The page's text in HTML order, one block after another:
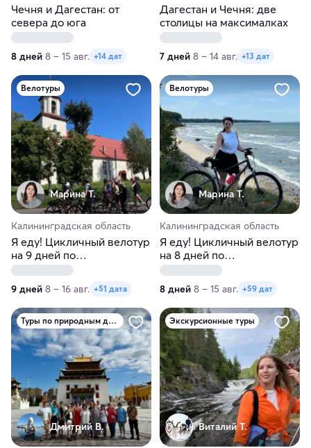
Чечня и Дагестан: от
севера до юга
8 дней 8 – 15 авг. +14 дат
Дагестан и Чечня: две
столицы на максималках
7 дней 8 – 14 авг. +13 дат
Велотуры
Марина Т.
Калининградская область
Я еду! Цикличный велотур
на 9 дней по
Калининградской области
9 дней 8 – 16 авг. +51 дата
Велотуры
Марина Т.
Калининградская область
Я еду! Цикличный велотур
на 8 дней по
Калининградской области
8 дней 8 – 15 авг. +59 дат
Туры по природным достопримечательностям
Дмитрий В.
Экскурсионные туры
Виталий Т.